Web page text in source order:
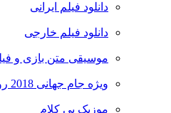
دانلود فیلم ایرانی
دانلود فیلم خارجی
موسیقی متن بازی و فیلم
ویژه جام جهانی 2018 روسیه
موزیک بی کلام